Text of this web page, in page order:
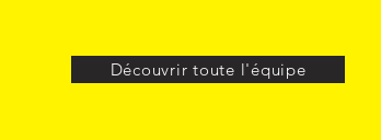
Découvrir toute l'équipe